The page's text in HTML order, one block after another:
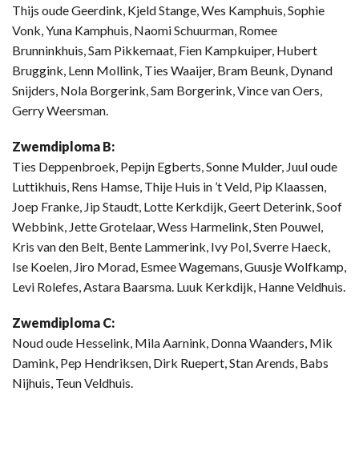
Thijs oude Geerdink, Kjeld Stange, Wes Kamphuis, Sophie
Vonk, Yuna Kamphuis, Naomi Schuurman, Romee
Brunninkhuis, Sam Pikkemaat, Fien Kampkuiper, Hubert
Bruggink, Lenn Mollink, Ties Waaijer, Bram Beunk, Dynand
Snijders, Nola Borgerink, Sam Borgerink, Vince van Oers,
Gerry Weersman.
Zwemdiploma B:
Ties Deppenbroek, Pepijn Egberts, Sonne Mulder, Juul oude
Luttikhuis, Rens Hamse, Thije Huis in ’t Veld, Pip Klaassen,
Joep Franke, Jip Staudt, Lotte Kerkdijk, Geert Deterink, Soof
Webbink, Jette Grotelaar, Wess Harmelink, Sten Pouwel,
Kris van den Belt, Bente Lammerink, Ivy Pol, Sverre Haeck,
Ise Koelen, Jiro Morad, Esmee Wagemans, Guusje Wolfkamp,
Levi Rolefes, Astara Baarsma. Luuk Kerkdijk, Hanne Veldhuis.
Zwemdiploma C:
Noud oude Hesselink, Mila Aarnink, Donna Waanders, Mik
Damink, Pep Hendriksen, Dirk Ruepert, Stan Arends, Babs
Nijhuis, Teun Veldhuis.